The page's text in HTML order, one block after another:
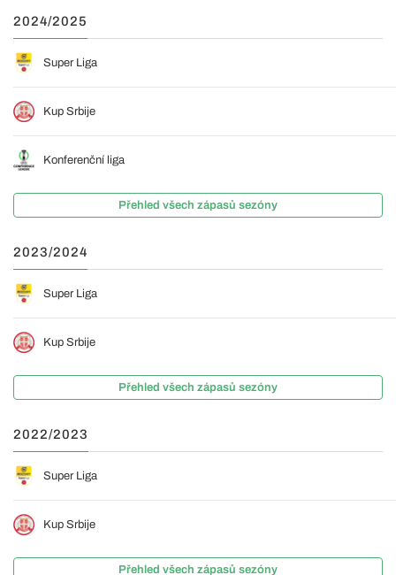
2024/2025
Super Liga
Kup Srbije
Konferenční liga
Přehled všech zápasů sezóny
2023/2024
Super Liga
Kup Srbije
Přehled všech zápasů sezóny
2022/2023
Super Liga
Kup Srbije
Přehled všech zápasů sezóny